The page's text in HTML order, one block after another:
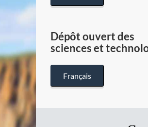
Dépôt ouvert des
sciences et
Français